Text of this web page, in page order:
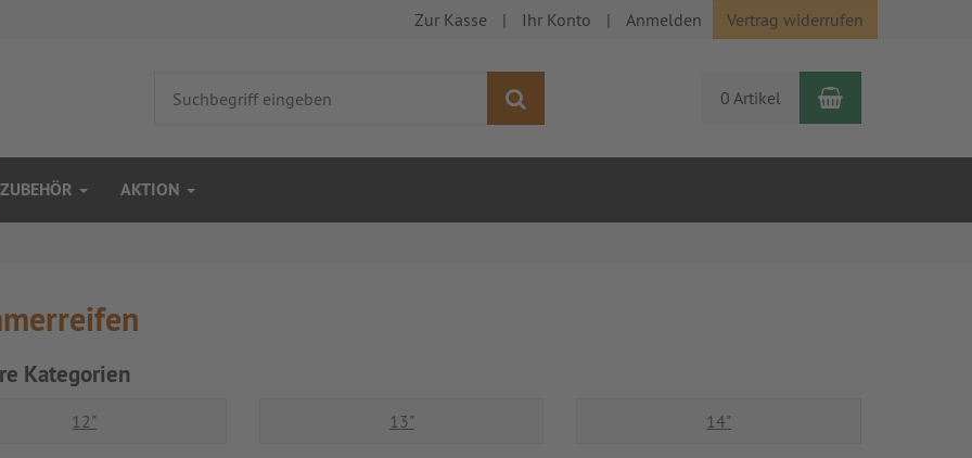
Vertrag widerrufen
Zur Kasse Ihr Konto Anmelden
0 Artikel Warenkorb
ZUBEHÖR AKTION
Kategorien
12" 13" 14"